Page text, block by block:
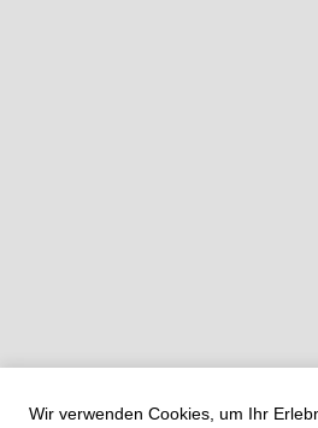
Wir verwenden Cookies, um Ihr